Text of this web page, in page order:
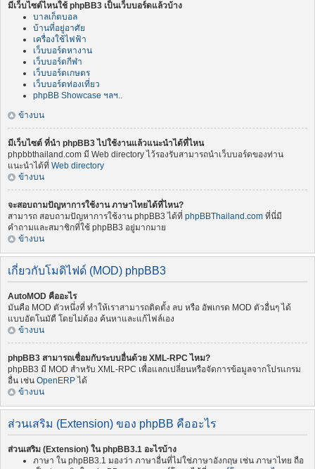
มีเว็บไซต์ไหนใช้ phpBB3 เป็นเว็บบอร์ดแล้วบ้าง
บาลเก็ตบอล
บ้านที่อยู่อาศัย
เครื่องใช้ไฟฟ้า
เว็บบอร์ดหางาน
เว็บบอร์ดกีฬา
เว็บบอร์ดเกษตร
เว็บบอร์ดท่องเที่ยว
phpBB Showcase ฯลฯ..
ข้างบน
มีเว็บไซต์ ที่นำ phpBB3 ไปใช้งานแล้วแนะนำได้ที่ไหน
phpbbthailand.com มี Web directory ไว้รองรับสามารถนำเว็บบอร์ดของท่าน
แนะนำได้ที่ Web directory
ข้างบน
จะสอบถามปัญหาการใช้งาน ภาษาไทยได้ที่ไหน?
สามารถ สอบถามปัญหาการใช้งาน phpBB3 ได้ที่ phpBBThailand.com ที่นี่มี
คำถามและสมาชิกที่ใช้ phpBB3 อยู่มากมาย
ข้างบน
เกี่ยวกับโมดิไฟด์ (MOD) phpBB3
AutoMOD คืออะไร
มันคือ MOD ตัวหนึ่งที่ ทำให้เราสามารถติดตั้ง ลบ หรือ อัพเกรด MOD ตัวอื่นๆ ได้
แบบอัตโนมัตื โดยไม่ต้อง ค้นหาและแก้ไฟล์เอง
ข้างบน
phpBB3 สามารถเชื่อมกับระบบอื่นด้วย XML-RPC ไหม?
phpBB3 มี MOD สำหรับ XML-RPC เพื่อแลกเปลี่ยนหรือจัดการข้อมูลจากโปรแกรม
อื่น เช่น OpenERP ได้
ข้างบน
ส่วนเสริม (Extension) ของ phpBB คืออะไร
ส่วนเสริม (Extension) ใน phpBB3.1 อะไรบ้าง
ภาษา ใน phpBB3.1 มองว่า ภาษาอื่นที่ไม่ใช่ภาษาอังกฤษ เช่น ภาษาไทย ถือ